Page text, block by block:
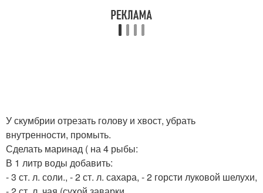
У скумбрии отрезать голову и хвост, убрать
внутренности, промыть.
Сделать маринад ( на 4 рыбы:
В 1 литр воды добавить:
- 3 ст. л. соли., - 2 ст. л. сахара, - 2 горсти луковой шелухи,